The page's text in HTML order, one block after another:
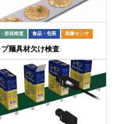
形状検査 食品・包装 画像センサ
プ麺具材欠け検査